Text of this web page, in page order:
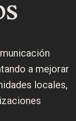
a mejorar
locales,